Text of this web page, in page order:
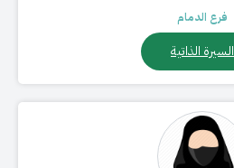
فرع الدمام
السيرة الذاتية